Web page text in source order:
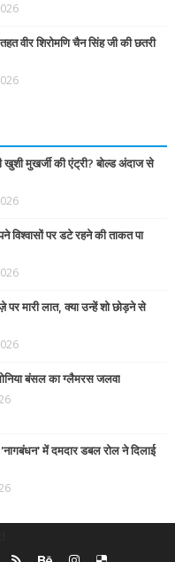
वीर शिरोमणि चैन सिंह जी की छतरी
मुखर्जी की एंट्री? बोल्ड अंदाज से
पर डटे रहने की ताकत पा
मारी लात, क्या उन्हें शो छोड़ने से
बंसल का ग्लैमरस जलवा
में दमदार डबल रोल ने दिलाई